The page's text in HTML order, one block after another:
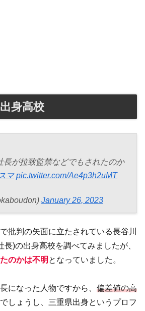
身高校
長が拉致監禁などでもされたのか
マ pic.twitter.com/Ae4p3h2uMT
January 26, 2023
批判の矢面に立たされている長谷川
)の出身高校を調べてみましたが、
のかは不明 となっていました。
になった人物ですから、 偏差値の高
でしょうし、三重県出身というプロフ